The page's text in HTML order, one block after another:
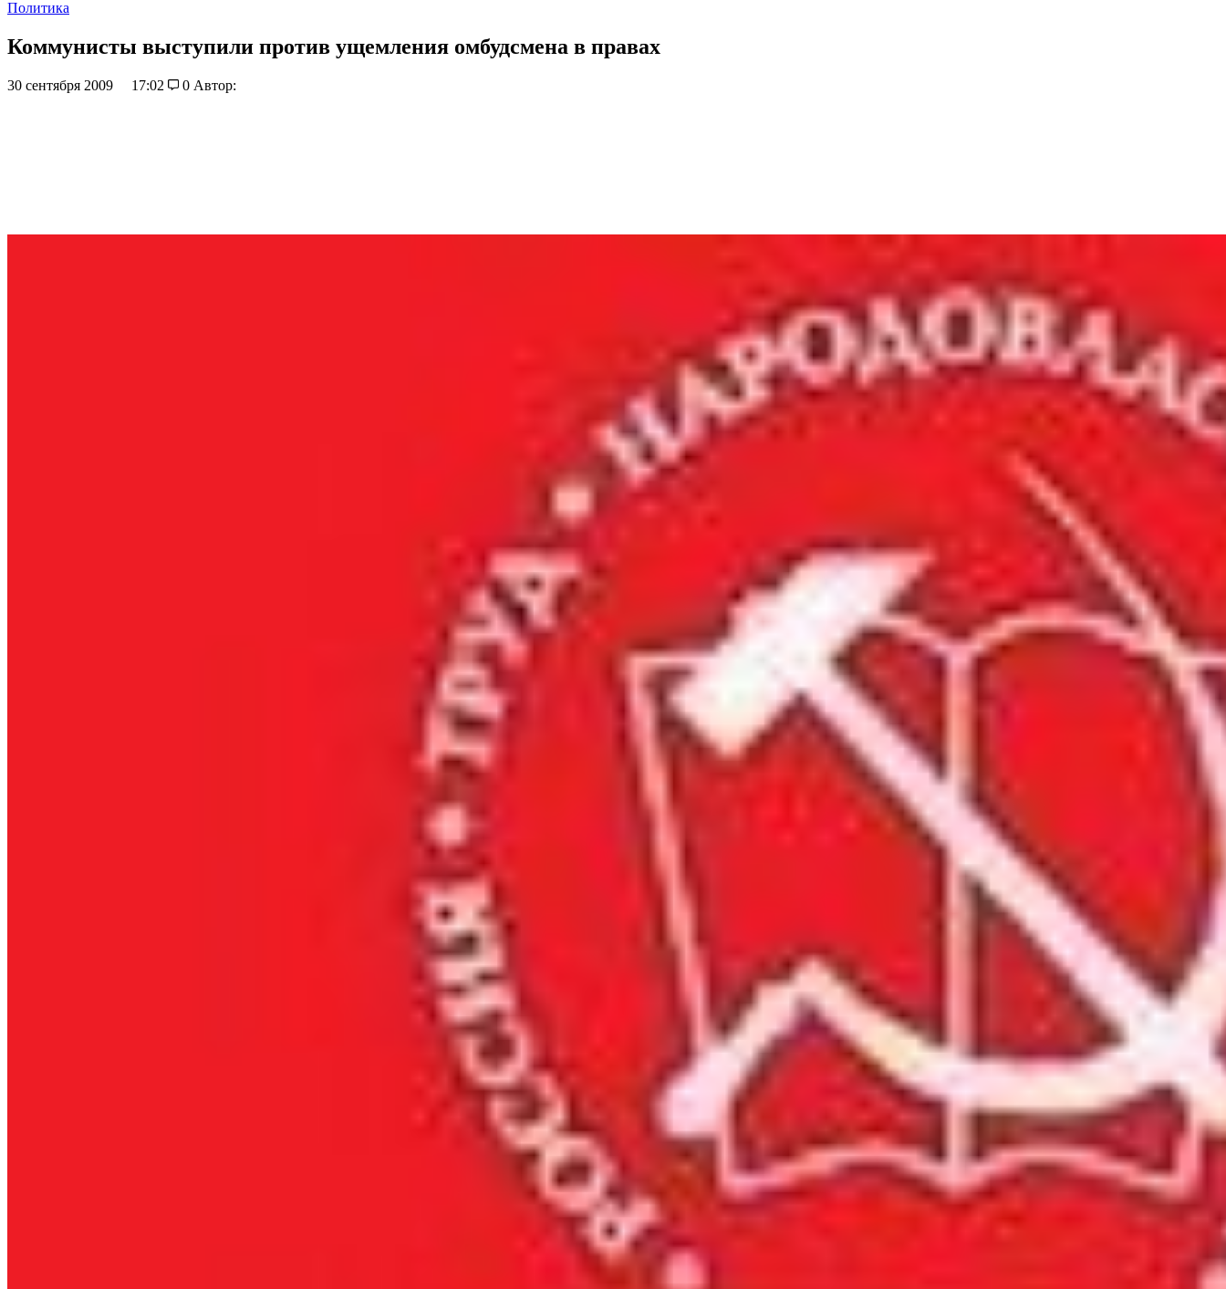
Политика
Коммунисты выступили против ущемления омбудсмена в правах
30 сентября 2009 17:02 0 Автор: